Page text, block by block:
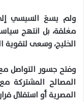
ولم يسعَ السيسي
مغلقة، بل انتهج
الخليج، وسعى لتقوية
وفتح جسور التواصل
المصالح المشتركة
المصرية أو استقلال